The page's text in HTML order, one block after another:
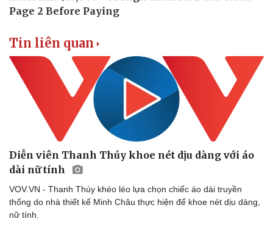
Tin liên quan
Diễn viên Thanh Thúy khoe nét dịu dàng với áo
dài nữ tính
VOV.VN - Thanh Thúy khéo léo lựa chọn chiếc áo dài truyền
thống do nhà thiết kế Minh Châu thực hiện để khoe nét dịu dàng,
nữ tính.